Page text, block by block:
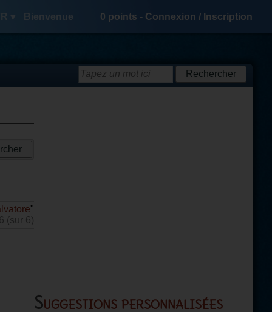
▾ Bienvenue 0 points - Connexion / Inscription
"
(sur 6)
Suggestions personnalisées